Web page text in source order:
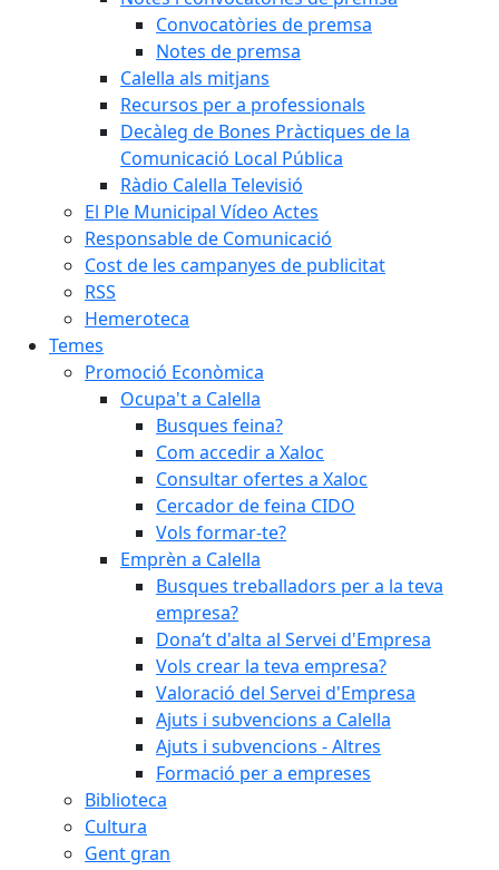
Convocatòries de premsa
Notes de premsa
Calella als mitjans
Recursos per a professionals
Decàleg de Bones Pràctiques de la
Comunicació Local Pública
Ràdio Calella Televisió
El Ple Municipal Vídeo Actes
Responsable de Comunicació
Cost de les campanyes de publicitat
RSS
Hemeroteca
Temes
Promoció Econòmica
Ocupa't a Calella
Busques feina?
Com accedir a Xaloc
Consultar ofertes a Xaloc
Cercador de feina CIDO
Vols formar-te?
Emprèn a Calella
Busques treballadors per a la teva
empresa?
Dona’t d'alta al Servei d'Empresa
Vols crear la teva empresa?
Valoració del Servei d'Empresa
Ajuts i subvencions a Calella
Ajuts i subvencions - Altres
Formació per a empreses
Biblioteca
Cultura
Gent gran